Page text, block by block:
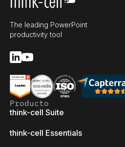
The leading PowerPoint
productivity tool
Producto
think-cell Suite
think-cell Essentials